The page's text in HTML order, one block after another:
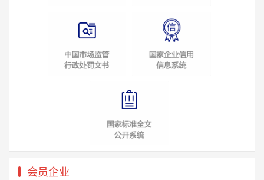
中国质量万里行促进会关于征集2023年质量法治优
2022-12-30
会员企业